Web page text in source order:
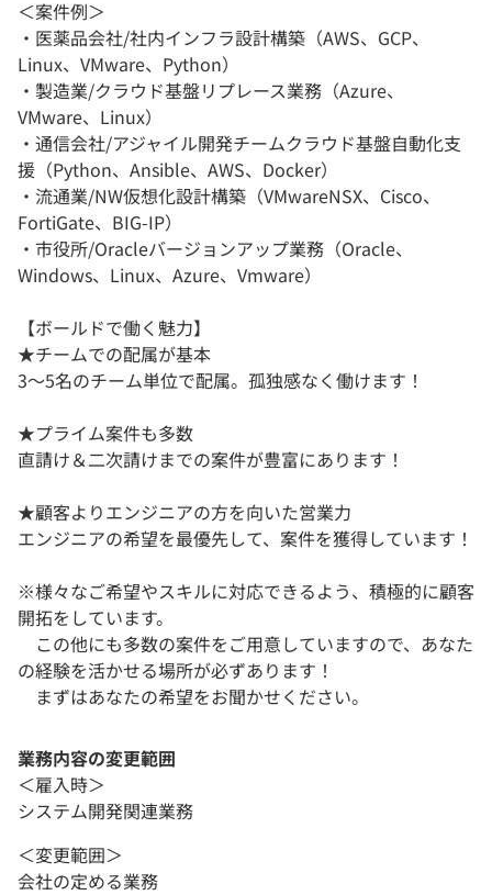
＜案件例＞
・医薬品会社/社内インフラ設計構築（AWS、GCP、
Linux、VMware、Python）
・製造業/クラウド基盤リプレース業務（Azure、
VMware、Linux）
・通信会社/アジャイル開発チームクラウド基盤自動化支
援（Python、Ansible、AWS、Docker）
・流通業/NW仮想化設計構築（VMwareNSX、Cisco、
FortiGate、BIG-IP）
・市役所/Oracleバージョンアップ業務（Oracle、
Windows、Linux、Azure、Vmware）
【ボールドで働く魅力】
★チームでの配属が基本
3～5名のチーム単位で配属。孤独感なく働けます！
★プライム案件も多数
直請け＆二次請けまでの案件が豊富にあります！
★顧客よりエンジニアの方を向いた営業力
エンジニアの希望を最優先して、案件を獲得しています！
※様々なご希望やスキルに対応できるよう、積極的に顧客
開拓をしています。
この他にも多数の案件をご用意していますので、あなた
の経験を活かせる場所が必ずあります！
まずはあなたの希望をお聞かせください。
業務内容の変更範囲
＜雇入時＞
システム開発関連業務
＜変更範囲＞
会社の定める業務